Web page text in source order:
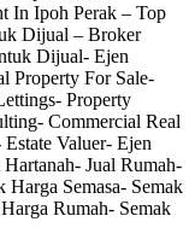
In Ipoh Perak – Top
Dijual – Broker
Dijual- Ejen
Property For Sale-
Property
Commercial Real
Valuer- Ejen
Jual Rumah-
Semasa- Semak
Rumah- Semak